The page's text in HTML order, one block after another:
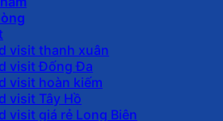
visit thanh xuân
visit Đống Đa
visit hoàn kiếm
visit Tây Hồ
visit giá rẻ Long Biên